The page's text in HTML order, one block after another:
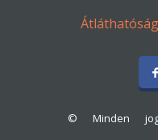
Átláthatóság
© Minden jog